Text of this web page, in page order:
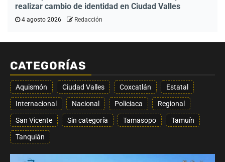
realizar cambio de identidad en Ciudad Valles
4 agosto 2026 Redacción
CATEGORÍAS
Aquismón Ciudad Valles Coxcatlán Estatal
Internacional Nacional Policiaca Regional
San Vicente Sin categoría Tamasopo Tamuín
Tanquián